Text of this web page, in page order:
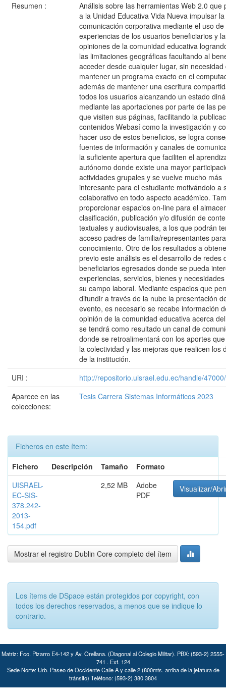
Resumen :
Análisis sobre las herramientas Web 2.0 que
a la Unidad Educativa Vida Nueva impulsar la
comunicación corporativa mediante el uso de
experiencias de los usuarios beneficiarios y
opiniones de la comunidad educativa
las limitaciones geográficas facultando al
acceder desde cualquier lugar, sin necesidad
mantener un programa exacto en el
además de mantener una escritura
todos los usuarios alcanzando un estado
mediante las aportaciones por parte de las
que visiten sus páginas, facilitando la
contenidos Webasí como la investigación y
hacer uso de estos beneficios, se logra
fuentes de información y canales de
la suficiente apertura que faciliten el
autónomo donde existe una mayor
actividades grupales y se vuelve mucho más
interesante para el estudiante motivándolo a
colaborativo en todo aspecto académico.
proporcionar espacios on-line para el
clasificación, publicación y/o difusión de
textuales y audiovisuales, a los que podrán
acceso padres de familia/representantes
conocimiento. Otro de los resultados a
previo este análisis es el desarrollo de redes
beneficiarios egresados donde se pueda
experiencias, servicios, bienes y
su campo laboral. Mediante espacios que
difundir a través de la nube la presentación
evento, es necesario se recabe información
opinión de la comunidad educativa acerca
se tendrá como resultado un canal de
donde se retroalimentará con los aportes
la colectividad y las mejoras que realicen los
de la institución.
URI :
http://repositorio.uisrael.edu.ec/handle/
Aparece en las
colecciones:
Tesis Carrera Sistemas Informáticos 2023
Ficheros en este ítem:
Fichero
Descripción Tamaño
Formato
UISRAEL-
EC-SIS-
378.242-
2013-
154.pdf
2,52 MB
Adobe
PDF
Visualizar/
Mostrar el registro Dublin Core completo del ítem
Los ítems de DSpace están protegidos por copyright, con
todos los derechos reservados, a menos que se indique lo
contrario.
Matriz: Fco. Pizarro E4-142 y Av. Orellana. (Diagonal al Colegio Militar). PBX: (593-2) 2555-
741 . Ext. 124
Sede Norte: Urb. Paseo de Occidente Calle A y calle 2 (800mts. arriba de la jefatura de
tránsito) Teléfono: (593-2) 380 3804